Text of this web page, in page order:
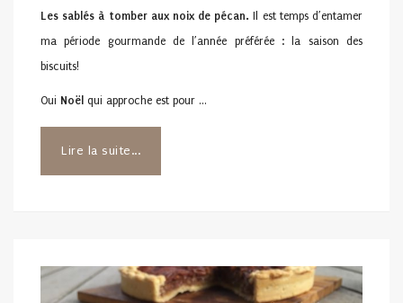
Les sablés à tomber aux noix de pécan. Il est temps d’entamer
ma période gourmande de l’année préférée : la saison des
biscuits!
Oui Noël qui approche est pour …
Lire la suite...